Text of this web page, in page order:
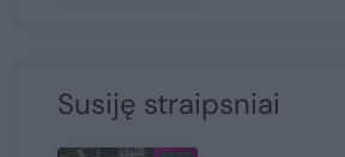
Susiję straipsniai